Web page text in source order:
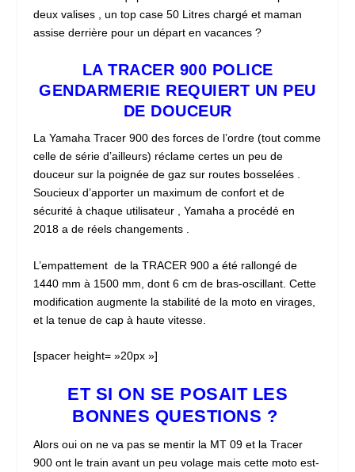
deux valises , un top case 50 Litres chargé et maman
assise derrière pour un départ en vacances ?
LA TRACER 900 POLICE
GENDARMERIE REQUIERT UN PEU
DE DOUCEUR
La Yamaha Tracer 900 des forces de l’ordre (tout comme
celle de série d’ailleurs) réclame certes un peu de
douceur sur la poignée de gaz sur routes bosselées .
Soucieux d’apporter un maximum de confort et de
sécurité à chaque utilisateur , Yamaha a procédé en
2018 a de réels changements .
L’empattement de la TRACER 900 a été rallongé de
1440 mm à 1500 mm, dont 6 cm de bras-oscillant. Cette
modification augmente la stabilité de la moto en virages,
et la tenue de cap à haute vitesse.
[spacer height= »20px »]
ET SI ON SE POSAIT LES
BONNES QUESTIONS ?
Alors oui on ne va pas se mentir la MT 09 et la Tracer
900 ont le train avant un peu volage mais cette moto est-